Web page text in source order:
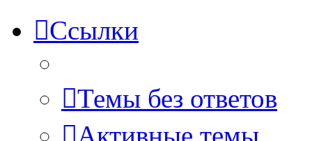
Ссылки
Темы без ответов